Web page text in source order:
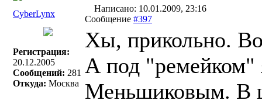
СyberLynx
Написано: 10.01.2009, 23:16
Сообщение #397
Регистрация:
20.12.2005
Сообщений: 281
Откуда: Москва
Хы, прикольно.
А под "ремейком"
Меньшиковым. В